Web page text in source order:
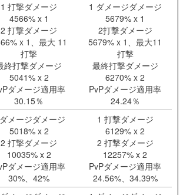
1 打撃ダメージ
4566% x 1
2 打撃ダメージ
x 1、最大 11
打撃
終打撃ダメージ
5041% x 2
ダメージ適用率
30.15％
1 ダメージダメージ
5679% x 1
2打撃ダメージ
5679% x 1、最大11
打撃
最終打撃ダメージ
6270% x 2
PvPダメージ適用率
24.24％
メージダメージ
5018% x 2
2 打撃ダメージ
10035% x 2
ダメージ適用率
30%、42%
1 打撃ダメージ
6129% x 2
2 打撃ダメージ
12257% x 2
PvPダメージ適用率
24.56%、34.39%